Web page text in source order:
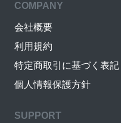
COMPANY
会社概要
利用規約
特定商取引に基づく表記
個人情報保護方針
SUPPORT